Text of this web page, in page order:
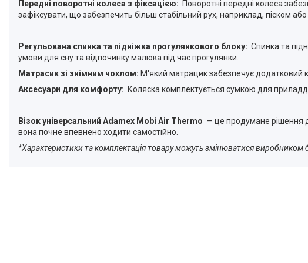
Передні поворотні колеса з фіксацією: Поворотні передні колеса
зафіксувати, що забезпечить більш стабільний рух, наприклад, піском
Регульована спинка та підніжка прогулянкового блоку: Спинка та
умови для сну та відпочинку малюка під час прогулянки.
Матрасик зі знімним чохлом: М'який матрацик забезпечує додатковий
Аксесуари для комфорту: Коляска комплектується сумкою для
Візок універсальний Adamex Mobi Air Thermo — це продумане рішення
вона почне впевнено ходити самостійно.
*Характеристики та комплектація товару можуть змінюватися виробником